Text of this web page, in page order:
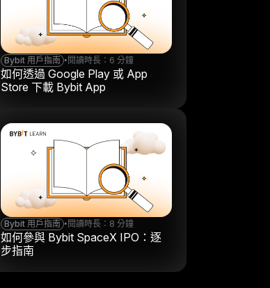
Bybit 用戶指南 • 閱讀時長：6 分鐘
如何透過 Google Play 或 App
Store 下載 Bybit App
Bybit 用戶指南 • 閱讀時長：8 分鐘
如何參與 Bybit SpaceX IPO：逐
步指南